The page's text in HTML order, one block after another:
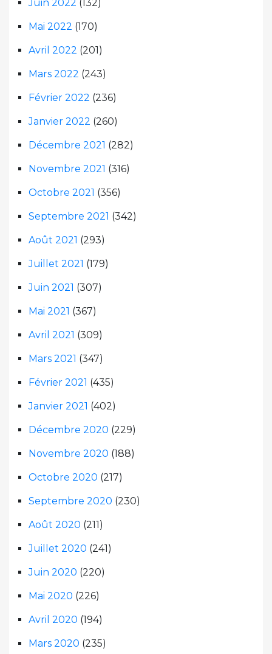
Juin 2022 (132)
Mai 2022 (170)
Avril 2022 (201)
Mars 2022 (243)
Février 2022 (236)
Janvier 2022 (260)
Décembre 2021 (282)
Novembre 2021 (316)
Octobre 2021 (356)
Septembre 2021 (342)
Août 2021 (293)
Juillet 2021 (179)
Juin 2021 (307)
Mai 2021 (367)
Avril 2021 (309)
Mars 2021 (347)
Février 2021 (435)
Janvier 2021 (402)
Décembre 2020 (229)
Novembre 2020 (188)
Octobre 2020 (217)
Septembre 2020 (230)
Août 2020 (211)
Juillet 2020 (241)
Juin 2020 (220)
Mai 2020 (226)
Avril 2020 (194)
Mars 2020 (235)